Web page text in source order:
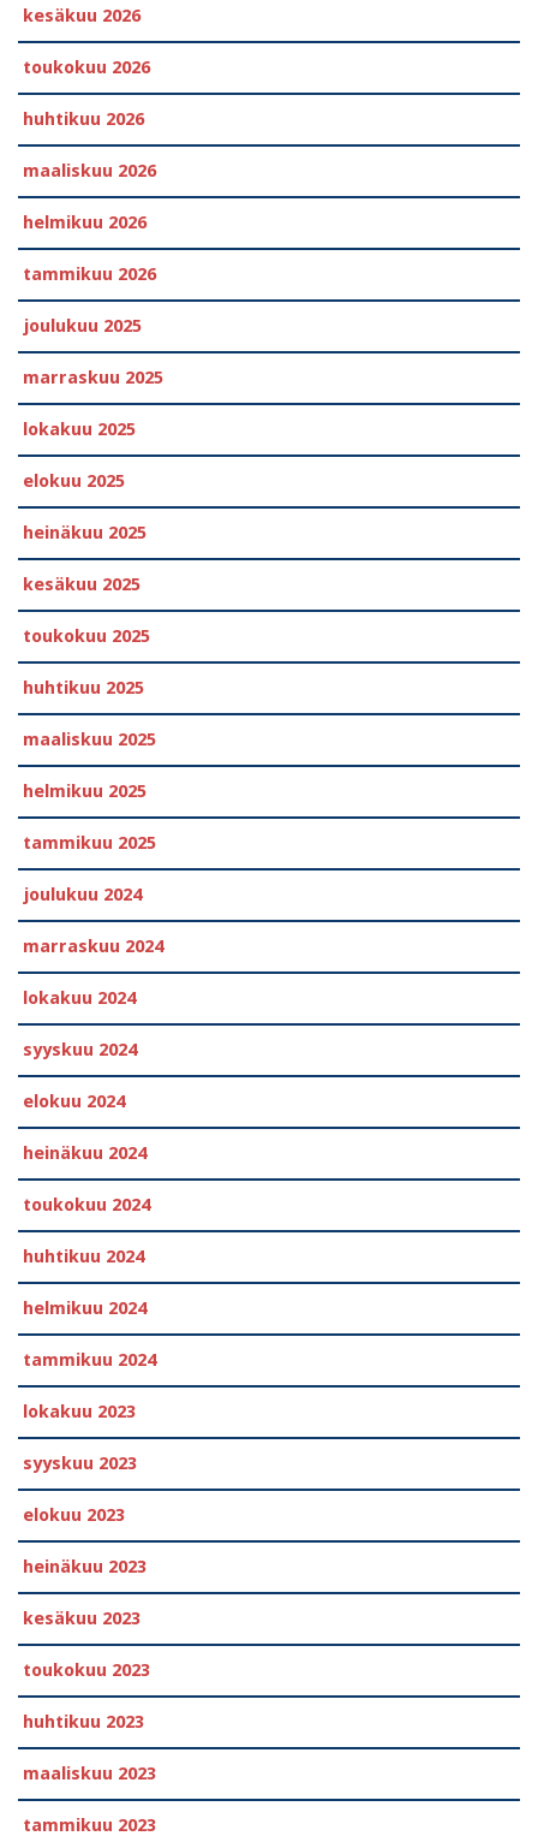
kesäkuu 2026
toukokuu 2026
huhtikuu 2026
maaliskuu 2026
helmikuu 2026
tammikuu 2026
joulukuu 2025
marraskuu 2025
lokakuu 2025
elokuu 2025
heinäkuu 2025
kesäkuu 2025
toukokuu 2025
huhtikuu 2025
maaliskuu 2025
helmikuu 2025
tammikuu 2025
joulukuu 2024
marraskuu 2024
lokakuu 2024
syyskuu 2024
elokuu 2024
heinäkuu 2024
toukokuu 2024
huhtikuu 2024
helmikuu 2024
tammikuu 2024
lokakuu 2023
syyskuu 2023
elokuu 2023
heinäkuu 2023
kesäkuu 2023
toukokuu 2023
huhtikuu 2023
maaliskuu 2023
tammikuu 2023